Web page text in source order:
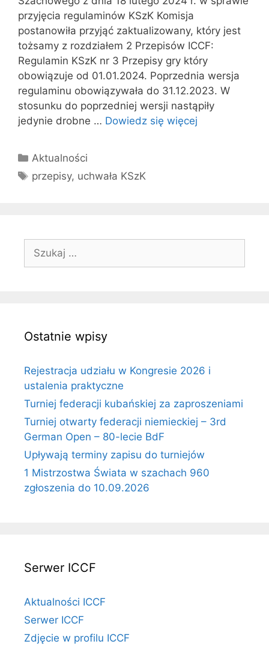
przyjęcia regulaminów KSzK Komisja
postanowiła przyjąć zaktualizowany, który jest
tożsamy z rozdziałem 2 Przepisów ICCF:
Regulamin KSzK nr 3 Przepisy gry który
obowiązuje od 01.01.2024. Poprzednia wersja
regulaminu obowiązywała do 31.12.2023. W
stosunku do poprzedniej wersji nastąpiły
jedynie drobne … Dowiedz się więcej
Kategorie
Aktualności
Tagi
przepisy, uchwała KSzK
Ostatnie wpisy
Rejestracja udziału w Kongresie 2026 i
ustalenia praktyczne
Turniej federacji kubańskiej za zaproszeniami
Turniej otwarty federacji niemieckiej – 3rd
German Open – 80-lecie BdF
Upływają terminy zapisu do turniejów
1 Mistrzostwa Świata w szachach 960
zgłoszenia do 10.09.2026
Serwer ICCF
Aktualności ICCF
Serwer ICCF
Zdjęcie w profilu ICCF